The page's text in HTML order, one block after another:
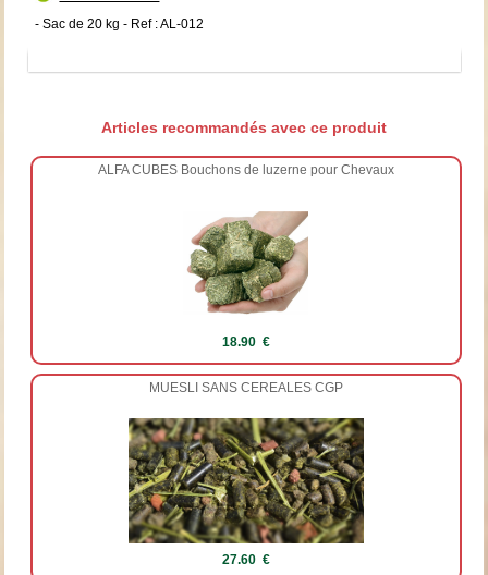
- Sac de 20 kg - Ref : AL-012
Articles recommandés avec ce produit
ALFA CUBES Bouchons de luzerne pour Chevaux
18.90 €
MUESLI SANS CEREALES CGP
27.60 €